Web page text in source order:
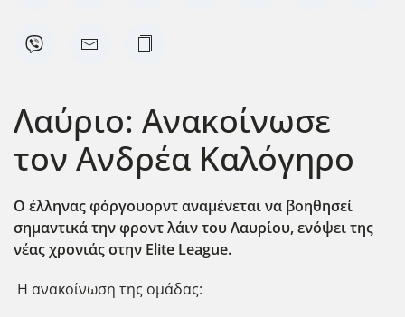
Λαύριο: Ανακοίνωσε
τον Ανδρέα Καλόγηρο
Ο έλληνας φόργουορντ αναμένεται να βοηθησεί
σημαντικά την φροντ λάιν του Λαυρίου, ενόψει της
νέας χρονιάς στην Elite League.
Η ανακοίνωση της ομάδας: